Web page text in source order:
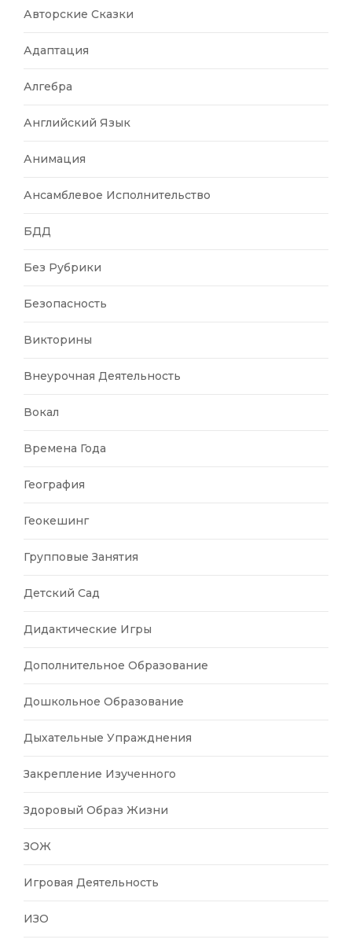
Авторские Сказки
Адаптация
Алгебра
Английский Язык
Анимация
Ансамблевое Исполнительство
БДД
Без Рубрики
Безопасность
Викторины
Внеурочная Деятельность
Вокал
Времена Года
География
Геокешинг
Групповые Занятия
Детский Сад
Дидактические Игры
Дополнительное Образование
Дошкольное Образование
Дыхательные Упражднения
Закрепление Изученного
Здоровый Образ Жизни
ЗОЖ
Игровая Деятельность
ИЗО